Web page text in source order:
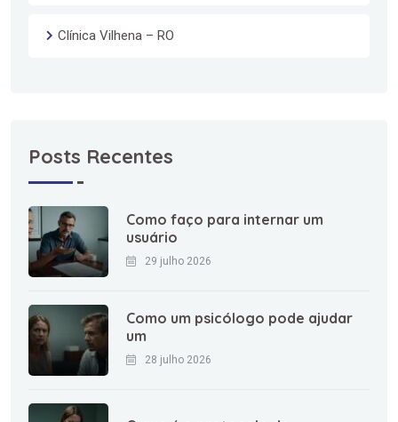
Clínica Vilhena – RO
Posts Recentes
Como faço para internar um
usuário
29 julho 2026
Como um psicólogo pode ajudar
um
28 julho 2026